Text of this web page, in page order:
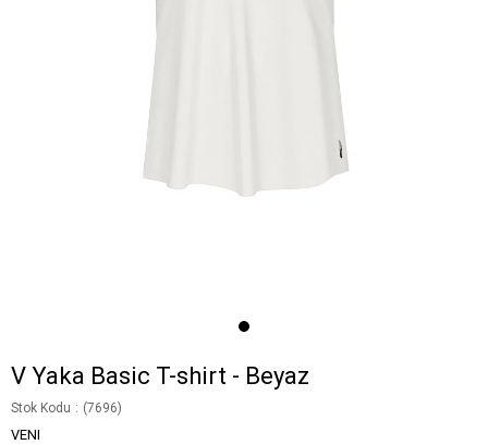
V Yaka Basic T-shirt - Beyaz
Stok Kodu (7696)
VENI